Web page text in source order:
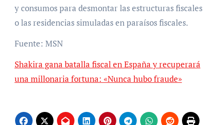
y consumos para desmontar las estructuras fiscales
o las residencias simuladas en paraísos fiscales.
Fuente: MSN
Shakira gana batalla fiscal en España y recuperará
una millonaria fortuna: «Nunca hubo fraude»